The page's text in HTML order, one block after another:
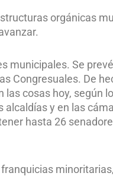
orgánicas
municipales. Se prevé
Congresuales. De
las cosas hoy, según
alcaldías y en las
hasta 26